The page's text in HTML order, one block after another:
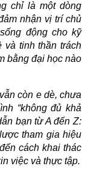
chỉ là một dòng
nhận vị trí chủ
động cho kỹ
và tinh thần trách
bằng đại học nào
còn e dè, chưa
“không đủ khả
bạn từ A đến Z:
tham gia hiệu
cách khai thác
việc và thực tập.